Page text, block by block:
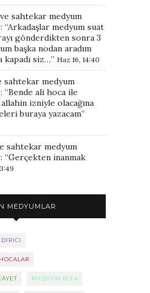
sahtekar medyum
: “Arkadaşlar medyum suat
gönderdikten sonra 3
başka nodan aradım
kapadı siz…” Haz 16, 14:40
sahtekar medyum
: “Bende ali hoca ile
allahin izniyle olacağına
buraya yazacam”
sahtekar medyum
: “Gerçekten inanmak
MEDYUMLAR
MEDYUM RIZA